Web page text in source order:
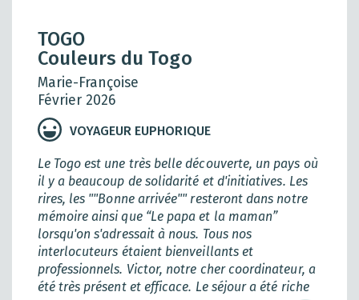
TOGO
Couleurs du Togo
Marie-Françoise
Février 2026
VOYAGEUR EUPHORIQUE
Le Togo est une très belle découverte, un pays où
il y a beaucoup de solidarité et d'initiatives. Les
rires, les ""Bonne arrivée"" resteront dans notre
mémoire ainsi que “Le papa et la maman”
lorsqu'on s'adressait à nous. Tous nos
interlocuteurs étaient bienveillants et
professionnels. Victor, notre cher coordinateur, a
été très présent et efficace. Le séjour a été riche